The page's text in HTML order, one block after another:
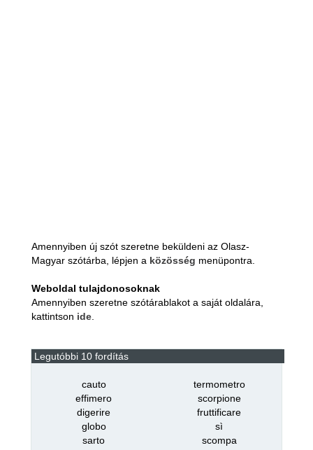
Amennyiben új szót szeretne beküldeni az Olasz-
Magyar szótárba, lépjen a közösség menüpontra.
Weboldal tulajdonosoknak
Amennyiben szeretne szótárablakot a saját oldalára,
kattintson ide.
Legutóbbi 10 fordítás
cauto
termometro
effimero
scorpione
digerire
fruttificare
globo
sì
sarto
scompa